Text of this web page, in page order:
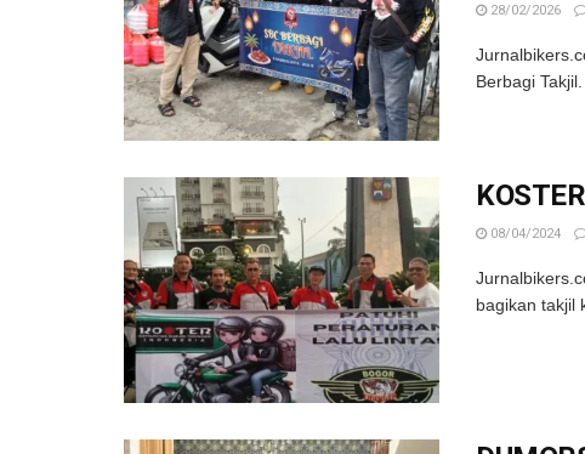
28/02/2026
Berbagi
08/04/2024
bagikan takjil